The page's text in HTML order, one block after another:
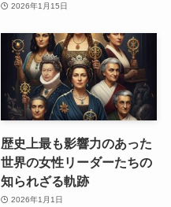
2026年1月15日
歴史上最も影響力のあった
世界の女性リーダーたちの
知られざる軌跡
2026年1月1日